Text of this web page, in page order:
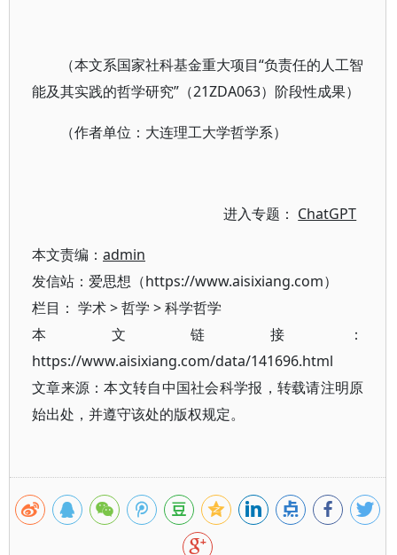
（本文系国家社科基金重大项目“负责任的人工智
能及其实践的哲学研究”（21ZDA063）阶段性成果）
（作者单位：大连理工大学哲学系）
进入专题： ChatGPT
本文责编： admin
发信站：爱思想（https://www.aisixiang.com）
栏目： 学术>哲学 >科学哲学
本文链接：
https://www.aisixiang.com/data/141696.html
文章来源：本文转自中国社会科学报，转载请注明原
始出处，并遵守该处的版权规定。